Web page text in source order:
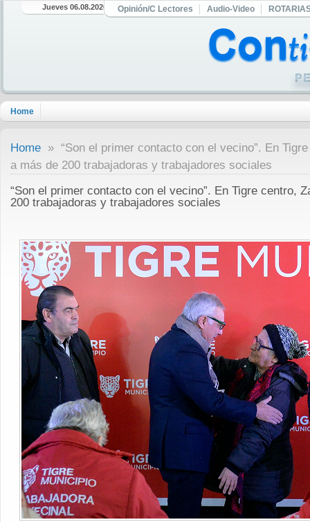
Jueves 06.08.2026 Opinión/C Lectores Audio-Video
Home
Home » “Son el primer contacto con el vecino”. En
a más de 200 trabajadoras y trabajadores sociales
“Son el primer contacto con el vecino”. En Tigre centro,
200 trabajadoras y trabajadores sociales